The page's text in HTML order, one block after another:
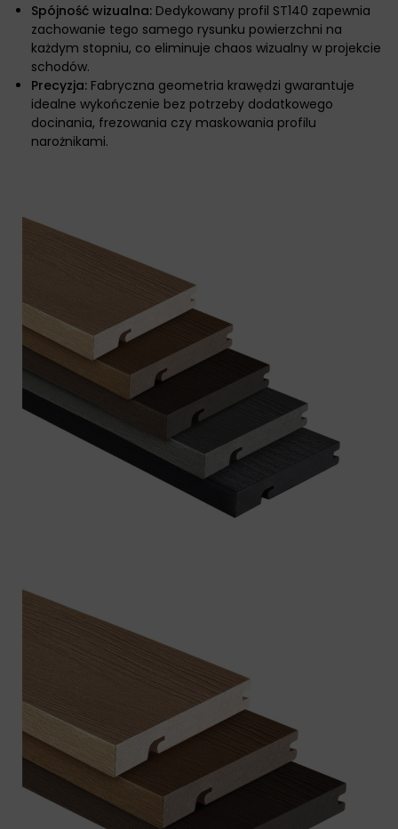
Spójność wizualna: Dedykowany profil ST140 zapewnia
zachowanie tego samego rysunku powierzchni na
każdym stopniu, co eliminuje chaos wizualny w projekcie
schodów.
Precyzja: Fabryczna geometria krawędzi gwarantuje
idealne wykończenie bez potrzeby dodatkowego
docinania, frezowania czy maskowania profilu
narożnikami.